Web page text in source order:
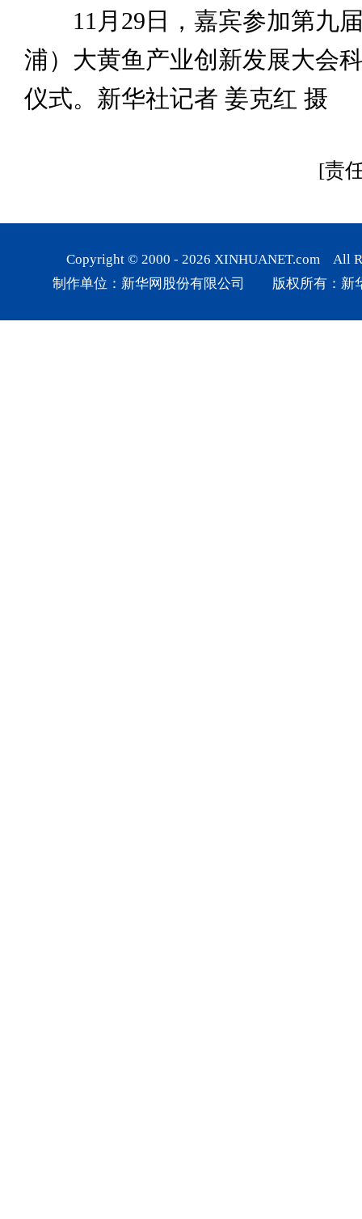
11月29日，嘉宾参加第九
浦）大黄鱼产业创新发展大会
仪式。新华社记者 姜克红 摄
[责
Copyright © 2000 - 2026 XINHUANET.com All
制作单位：新华网股份有限公司 版权所有：新